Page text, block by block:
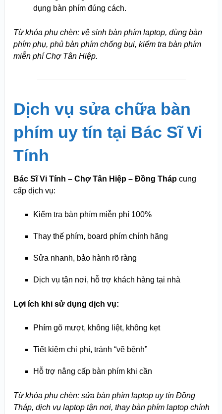
dụng bàn phím đúng cách.
Từ khóa phụ chèn: vệ sinh bàn phím laptop, dùng bàn
phím phụ, phủ bàn phím chống bụi, kiểm tra bàn phím
miễn phí Chợ Tân Hiệp.
Dịch vụ sửa chữa bàn
phím uy tín tại Bác Sĩ Vi
Tính
Bác Sĩ Vi Tính – Chợ Tân Hiệp – Đồng Thápcung
cấp dịch vụ:
Kiểm tra bàn phím miễn phí 100%
Thay thế phím, board phím chính hãng
Sửa nhanh, bảo hành rõ ràng
Dịch vụ tận nơi, hỗ trợ khách hàng tại nhà
Lợi ích khi sử dụng dịch vụ:
Phím gõ mượt, không liệt, không kẹt
Tiết kiệm chi phí, tránh “vẽ bệnh”
Hỗ trợ nâng cấp bàn phím khi cần
Từ khóa phụ chèn: sửa bàn phím laptop uy tín Đồng
Tháp, dịch vụ laptop tận nơi, thay bàn phím laptop chính